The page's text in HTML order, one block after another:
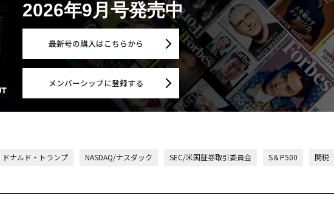
2026年9月号発売中
最新号の購入はこちらから
メンバーシップに登録する
ドナルド・トランプ NASDAQ/ナスダック SEC/米国証券取引委員会 S＆P500 関税